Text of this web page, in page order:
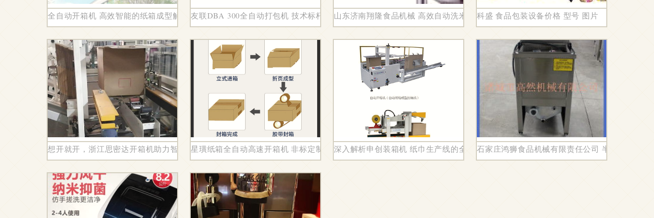
全自动开箱机 高效智能的纸箱成型解决方案友联DBA 300全自动打包机 技术标杆赋能全国经销商，武汉引领智能包装新浪潮
山东济南翔隆食品机械 高效自动洗米机与全自动开箱机图片大全
科盛 食品包装设备价格 型号 图片
想开就开，浙江思密达开箱机助力智能升级与自动化升级星璜纸箱全自动高速开箱机 非标定制引领电商包装新效率深入解析申创装箱机 纸巾生产线的全自动后道无人包装核心装备
石家庄鸿狮食品机械有限责任公司 半自动与全